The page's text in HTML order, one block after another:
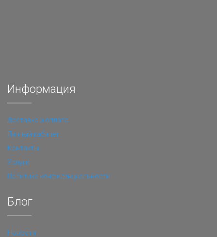
Информация
Доставка и оплата
Личный кабинет
Контакты
Услуги
Политика конфиденциальности
Блог
Новости